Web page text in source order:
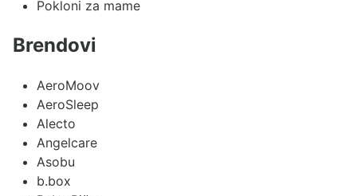
Pokloni za mame
Brendovi
AeroMoov
AeroSleep
Alecto
Angelcare
Asobu
b.box